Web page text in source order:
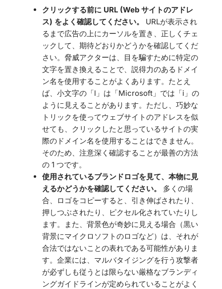
クリックする前に URL (Web サイトのアドレ
ス) をよく確認してください。
URLが表示され
るまで広告の上にカーソルを置き、正しくチェ
ックして、期待どおりかどうかを確認してくだ
さい。脅威アクターは、目を騙すために特定の
文字を置き換えることで、説得力のあるドメイ
ン名を使用することがよくあります。たとえ
ば、小文字の「l」は「Microsoft」では「i」の
ように見えることがあります。ただし、巧妙な
トリックを使ってウェブサイトのアドレスを似
せても、クリックしたと思っているサイトの実
際のドメイン名を使用することはできません。
そのため、注意深く確認することが最善の方法
の 1 つです。
使用されているブランドロゴを見て、本物に見
えるかどうかを確認してください。
多くの場
合、ロゴをコピーすると、引き伸ばされたり、
押しつぶされたり、ピクセル化されていたりし
ます。また、背景色が奇妙に見える場合（黒い
背景にマイクロソフトのロゴなど）は、それが
合法ではないことの表れである可能性がありま
す。企業には、マルバタイジングを行う攻撃者
が必ずしも従うとは限らない厳格なブランディ
ングガイドラインが定められていることがよく